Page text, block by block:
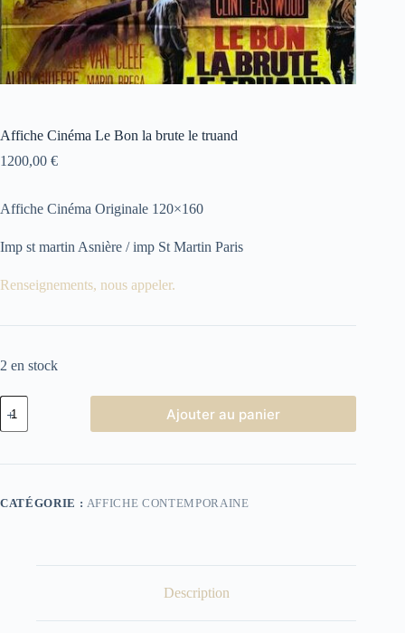
Affiche Cinéma Le Bon la brute le truand
1200,00 €
Affiche Cinéma Originale 120×160
Imp st martin Asnière / imp St Martin Paris
Renseignements, nous appeler.
2 en stock
quantité
de
Affiche
Le
brute
Ajouter au panier
CATÉGORIE : AFFICHE CONTEMPORAINE
Description